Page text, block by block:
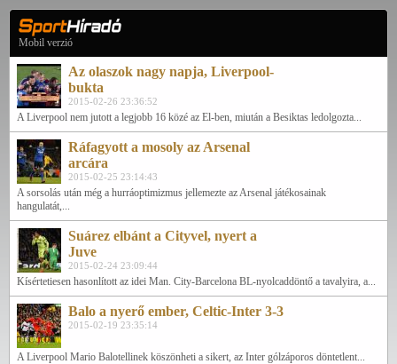
Mobil verzió
Az olaszok nagy napja, Liverpool-
bukta
2015-02-26 23:36:52
A Liverpool nem jutott a legjobb 16 közé az El-ben, miután a Besiktas ledolgozta...
Ráfagyott a mosoly az Arsenal
arcára
2015-02-25 23:14:43
A sorsolás után még a hurráoptimizmus jellemezte az Arsenal játékosainak
hangulatát,...
Suárez elbánt a Cityvel, nyert a
Juve
2015-02-24 23:09:44
Kísértetiesen hasonlított az idei Man. City-Barcelona BL-nyolcaddöntő a tavalyira, a...
Balo a nyerő ember, Celtic-Inter 3-3
2015-02-19 23:35:14
A Liverpool Mario Balotellinek köszönheti a sikert, az Inter gólzáporos döntetlent...